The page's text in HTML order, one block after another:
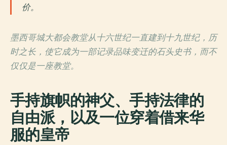
价。
墨西哥城大都会教堂从十六世纪一直建到十九世纪，历
时之长，使它成为一部记录品味变迁的石头史书，而不
仅仅是一座教堂。
手持旗帜的神父、手持法律的
自由派，以及一位穿着借来华
服的皇帝